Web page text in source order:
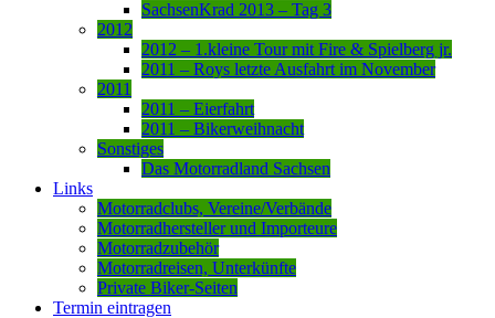
SachsenKrad 2013 – Tag 3
2012
2012 – 1.kleine Tour mit Fire & Spielberg jr.
2011 – Roys letzte Ausfahrt im November
2011
2011 – Eierfahrt
2011 – Bikerweihnacht
Sonstiges
Das Motorradland Sachsen
Links
Motorradclubs, Vereine/Verbände
Motorradhersteller und Importeure
Motorradzubehör
Motorradreisen, Unterkünfte
Private Biker-Seiten
Termin eintragen